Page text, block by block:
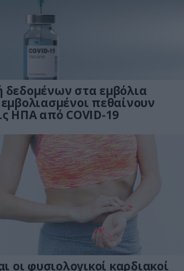
δεδομένων στα εμβόλια
πεθαίνουν
ΗΠΑ από COVID-19
οι φυσιολογικοί καρδιακοί